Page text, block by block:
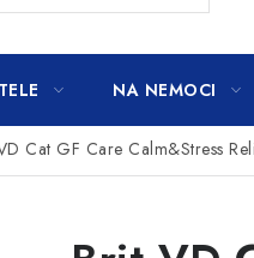
NA NEMOCI
Cat GF Care Calm&Stress